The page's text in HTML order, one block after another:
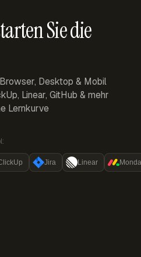
Sie die
Desktop & Mobil
Linear, GitHub & mehr
Lernkurve
Jira Linear